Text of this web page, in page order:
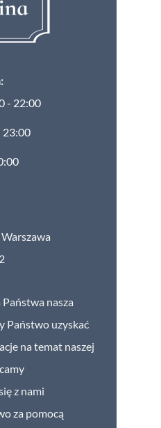
- 22:00
23:00
Państwa nasza
Państwo uzyskać
na temat naszej
z nami
za pomocą